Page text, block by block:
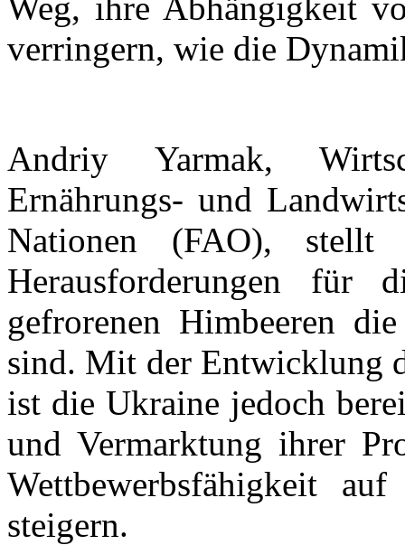
verringern, wie die
Andriy Yarmak,
Ernährungs- und
Nationen (FAO),
Herausforderungen
gefrorenen Himbeeren
sind. Mit der Entwicklung
ist die Ukraine jedoch
und Vermarktung ihrer
Wettbewerbsfähigkeit
steigern.